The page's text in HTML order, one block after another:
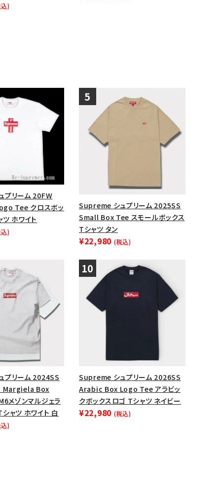
)
リーム 20FW
Tee クロスボッ
ホワイト
)
Supreme シュプリーム 2025SS
Small Box Tee スモールボックス
Tシャツ タン
¥22,980 (税込)
プリーム 2024SS
Margiela Box
メゾンマルジェラ
ャツ ホワイト 白
)
Supreme シュプリーム 2026SS
Arabic Box Logo Tee アラビッ
クボックスロゴ Tシャツ ネイビー
¥22,980 (税込)